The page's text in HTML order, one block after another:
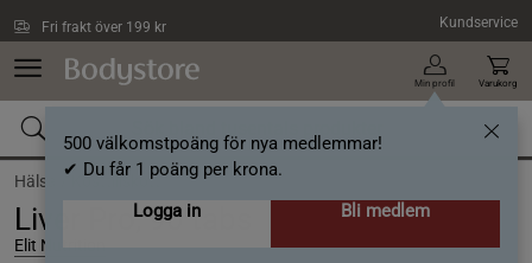
Fri frakt över 199 kr Kundservice
Min profil
500 välkomstpoäng för nya medlemmar!
✔ Du får 1 poäng per krona.
Logga in
Bli medlem
Varukorg
Hälsa / Kosttillskott
Liver Pro, 90 tabs
Elit Nutrition